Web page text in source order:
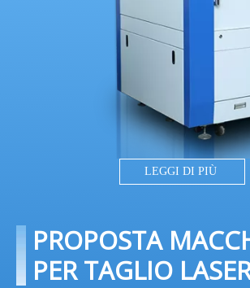
LEGGI DI PIÙ
PROPOSTA
PER TAGLIO